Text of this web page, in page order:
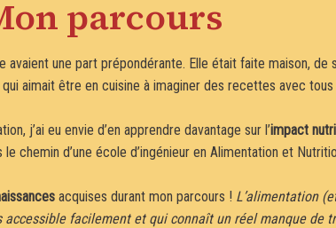
parcours
avaient une part prépondérante. Elle était faite maison,
qui aimait être en cuisine à imaginer des recettes avec
j’ai eu envie d’en apprendre davantage sur l’impact
le chemin d’une école d’ingénieur en Alimentation et
acquises durant mon parcours ! L’alimentation
accessible facilement et qui connaît un réel manque de